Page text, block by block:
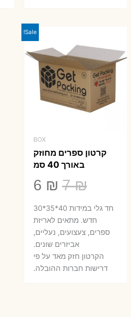
Sale!
BOX
קרטון ספרים מחוזק
באורך 40 סמ
7₪
המחיר
המקורי
היה:
7 ₪.
6 ₪
הוא:
חד גלי במידות 40*35*30
חדש. מתאים לאריזת
ספרים, צעצועים, נעליים,
אביזרים שונים.
הקרטון חזק מאד על פי
דרישות חברות ההובלה.